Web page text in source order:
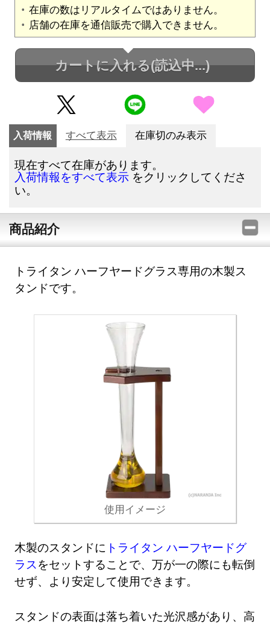
在庫の数はリアルタイムではありません。
店舗の在庫を通信販売で購入できません。
カートに入れる(読込中...)
入荷情報 すべて表示 在庫切のみ表示
現在すべて在庫があります。
入荷情報をすべて表示 をクリックしてくださ
い。
商品紹介
トライタン ハーフヤードグラス専用の木製ス
タンドです。
使用イメージ
木製のスタンドに トライタン ハーフヤードグ
ラス をセットすることで、万が一の際にも転倒
せず、より安定して使用できます。
スタンドの表面は落ち着いた光沢感があり、高